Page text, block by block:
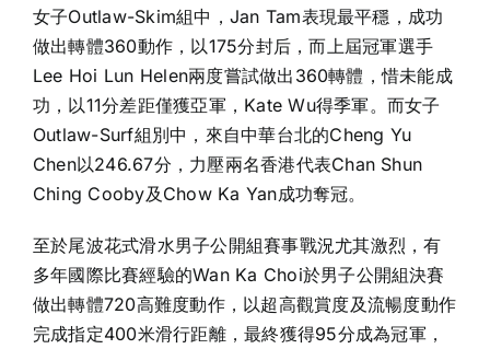
女子Outlaw-Skim組中，Jan Tam表現最平穩，成功
做出轉體360動作，以175分封后，而上屆冠軍選手
Lee Hoi Lun Helen兩度嘗試做出360轉體，惜未能成
功，以11分差距僅獲亞軍，Kate Wu得季軍。而女子
Outlaw-Surf組別中，來自中華台北的Cheng Yu
Chen以246.67分，力壓兩名香港代表Chan Shun
Ching Cooby及Chow Ka Yan成功奪冠。
至於尾波花式滑水男子公開組賽事戰況尤其激烈，有
多年國際比賽經驗的Wan Ka Choi於男子公開組決賽
做出轉體720高難度動作，以超高觀賞度及流暢度動作
完成指定400米滑行距離，最終獲得95分成為冠軍，